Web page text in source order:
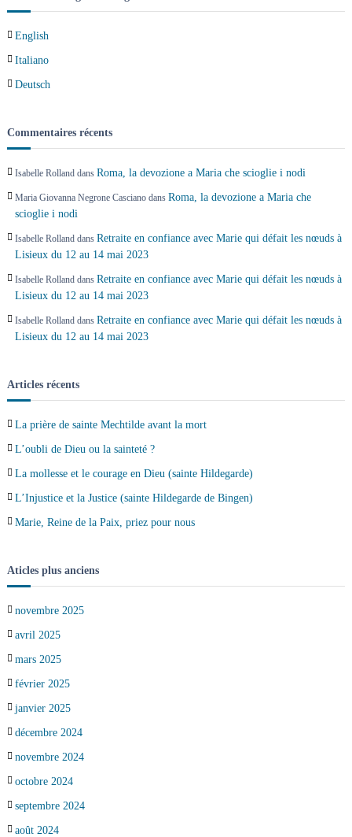
d
e
s
a
r
t
i
c
e
English
Italiano
Deutsch
Commentaires récents
Isabelle Rollanddans Roma, la devozione a Maria che scioglie i nodi
Maria Giovanna Negrone Cascianodans Roma, la devozione a Maria che
scioglie i nodi
Isabelle Rollanddans Retraite en confiance avec Marie qui défait les nœuds à
Lisieux du 12 au 14 mai 2023
Isabelle Rollanddans Retraite en confiance avec Marie qui défait les nœuds à
Lisieux du 12 au 14 mai 2023
Isabelle Rollanddans Retraite en confiance avec Marie qui défait les nœuds à
Lisieux du 12 au 14 mai 2023
Articles récents
La prière de sainte Mechtilde avant la mort
L’oubli de Dieu ou la sainteté ?
La mollesse et le courage en Dieu (sainte Hildegarde)
L’Injustice et la Justice (sainte Hildegarde de Bingen)
Marie, Reine de la Paix, priez pour nous
Aticles plus anciens
novembre 2025
avril 2025
mars 2025
février 2025
janvier 2025
décembre 2024
novembre 2024
octobre 2024
septembre 2024
août 2024